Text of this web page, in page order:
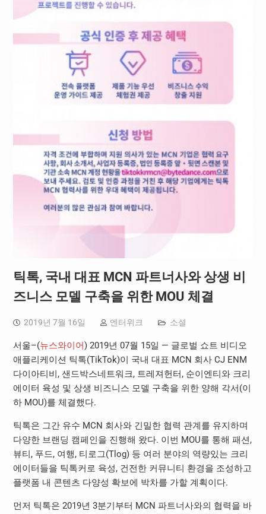
틱톡, 국내 대표 MCN 파트너사와 상생 비
즈니스 모델 구축을 위한 MOU 체결
2019년 7월 16일 엔터위크 소셜
서울–(뉴스와이어) 2019년 07월 15일 — 글로벌 쇼트 비디오
애플리케이션 틱톡(TikTok)이 국내 대표 MCN 회사 CJ ENM
다이아티비, 샌드박스네트워크, 트레져헌터, 순이엔티와 크리
에이터 육성 및 상생 비즈니스 모델 구축을 위한 양해 각서(이
하 MOU)를 체결했다.
틱톡은 그간 유수 MCN 회사와 긴밀한 협력 관계를 유지하며
다양한 브랜딩 캠페인을 진행해 왔다. 이번 MOU를 통해 패션,
뷰티, 푸드, 여행, 티로그(Tlog) 등 여러 분야의 역량있는 크리
에이터들을 틱톡커로 육성, 건전한 커뮤니티 환경을 조성하고
플랫폼 내 콘텐츠 다양성 확보에 박차를 가할 계획이다.
먼저 틱톡은 2019년 3분기부터 MCN 파트너사와의 협력을 바